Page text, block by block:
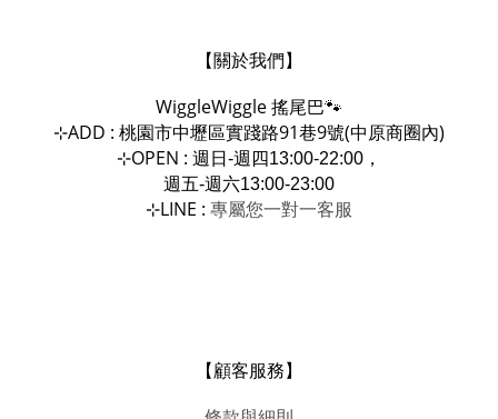
【關於我們】
WiggleWiggle搖尾巴🐾
⊹ADD : 桃園市中壢區實踐路91巷9號(中原商圈內)
⊹OPEN : 週日-週四13:00-22:00，
週五-週六13:00-23:00
⊹LINE : 專屬您一對一客服
【顧客服務】